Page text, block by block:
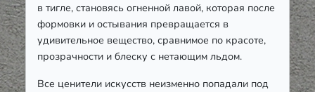
в тигле, становясь огненной лавой, которая после
формовки и остывания превращается в
удивительное вещество, сравнимое по красоте,
прозрачности и блеску с нетающим льдом.
Все ценители искусств неизменно попадали под